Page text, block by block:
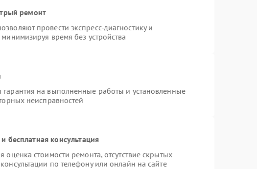
ремонт
провести экспресс-диагностику и
время без устройства
гарантия на выполненные работы и установленные
неисправностей
бесплатная консультация
стоимости ремонта, отсутствие скрытых
по телефону или онлайн на сайте